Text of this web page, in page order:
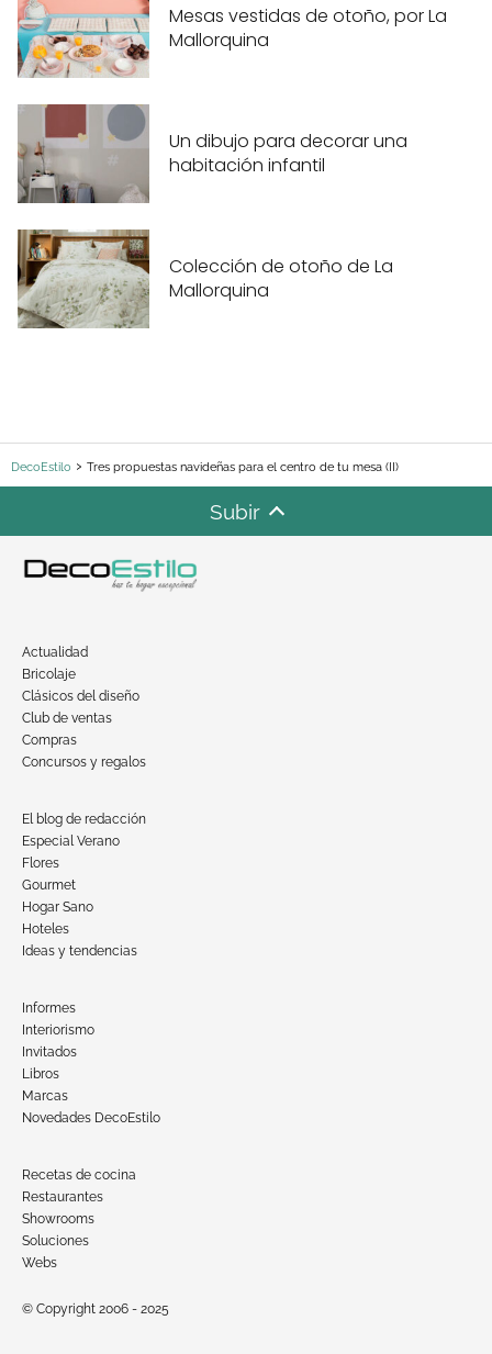
Mesas vestidas de otoño, por La
Mallorquina
Un dibujo para decorar una
habitación infantil
Colección de otoño de La
Mallorquina
DecoEstilo Tres propuestas navideñas para el centro de tu mesa (II)
Subir
Actualidad
Bricolaje
Clásicos del diseño
Club de ventas
Compras
Concursos y regalos
El blog de redacción
Especial Verano
Flores
Gourmet
Hogar Sano
Hoteles
Ideas y tendencias
Informes
Interiorismo
Invitados
Libros
Marcas
Novedades DecoEstilo
Recetas de cocina
Restaurantes
Showrooms
Soluciones
Webs
© Copyright 2006 - 2025